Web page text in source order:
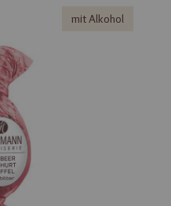
mit Alkohol